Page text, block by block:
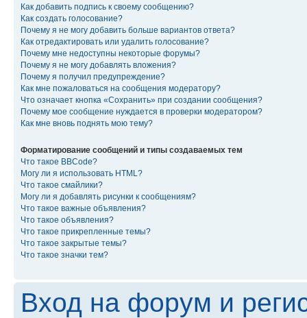
Как добавить подпись к своему сообщению?
Как создать голосование?
Почему я не могу добавить больше вариантов ответа?
Как отредактировать или удалить голосование?
Почему мне недоступны некоторые форумы?
Почему я не могу добавлять вложения?
Почему я получил предупреждение?
Как мне пожаловаться на сообщения модератору?
Что означает кнопка «Сохранить» при создании сообщения?
Почему мое сообщение нуждается в проверки модератором?
Как мне вновь поднять мою тему?
Форматирование сообщений и типы создаваемых тем
Что такое BBCode?
Могу ли я использовать HTML?
Что такое смайлики?
Могу ли я добавлять рисунки к сообщениям?
Что такое важные объявления?
Что такое объявления?
Что такое прикрепленные темы?
Что такое закрытые темы?
Что такое значки тем?
Вход на форум и